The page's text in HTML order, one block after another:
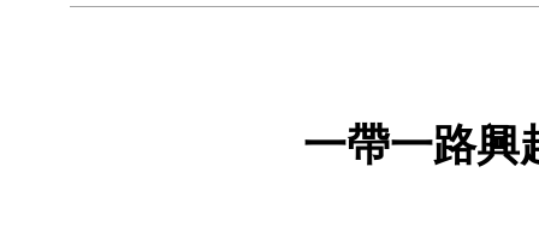
一帶一路興